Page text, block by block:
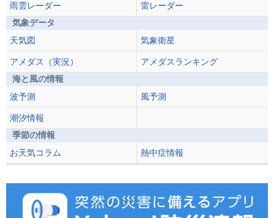
雨雲レーダー
雷レーダー
気象データ
天気図
気象衛星
アメダス（実況）
アメダスランキング
海と風の情報
波予測
風予測
潮汐情報
季節の情報
お天気コラム
熱中症情報